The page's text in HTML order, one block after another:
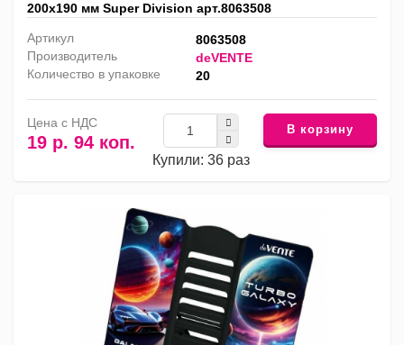
200х190 мм Super Division арт.8063508
Артикул
8063508
Производитель
deVENTE
Количество в упаковке
20
Цена с НДС
19 р. 94 коп.
Купили: 36 раз
В корзину